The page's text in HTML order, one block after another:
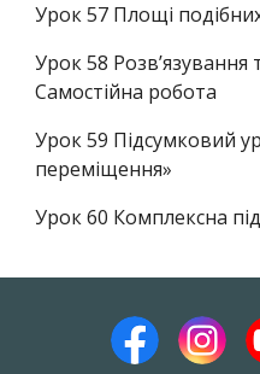
Урок 57 Площі
Урок 58
Самостійна робота
Урок 59 Підсумковий
переміщення»
Урок 60 Комплексна